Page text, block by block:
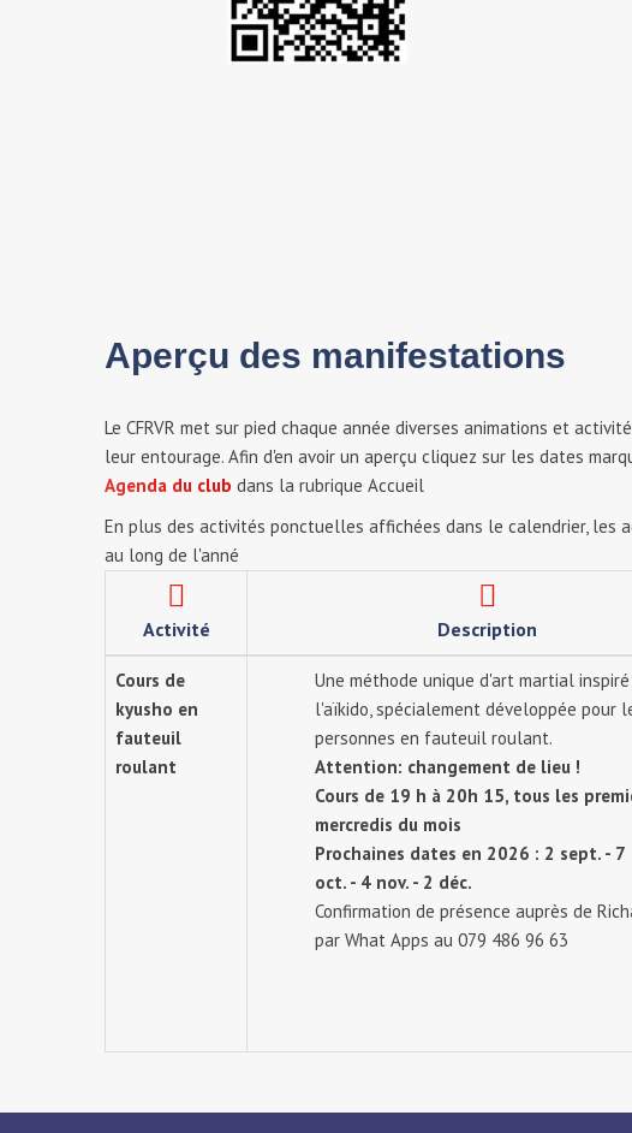
Aperçu des manifestations
Le CFRVR met sur pied chaque année diverses animations et
leur entourage. Afin d'en avoir un aperçu cliquez sur les dates
Agenda du club dans la rubrique Accueil
En plus des activités ponctuelles affichées dans le calendrier, les
au long de l'anné
Activité Description
Cours de
kyusho en
fauteuil
roulant
Une méthode unique d'art martial
l'aïkido, spécialement développée pour
personnes en fauteuil roulant.
Attention: changement de lieu !
Cours de 19 h à 20h 15, tous les
mercredis du mois
Prochaines dates en 2026 : 2 sept. - 7
oct. - 4 nov. - 2 déc.
Confirmation de présence auprès de
par What Apps au 079 486 96 63